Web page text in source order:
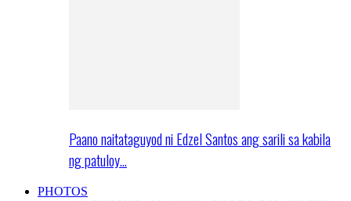
Paano naitataguyod ni Edzel Santos ang sarili sa kabila
ng patuloy…
PHOTOS